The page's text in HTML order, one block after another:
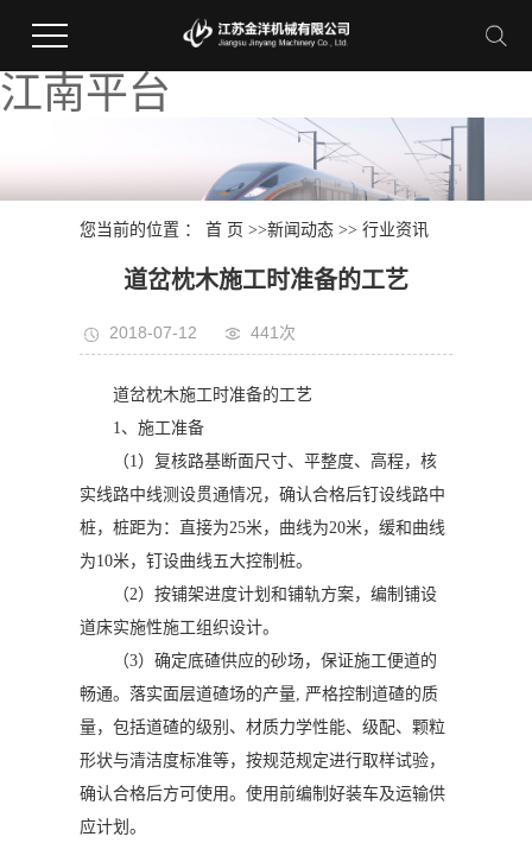
江南平台
您当前的位置 ：首 页 >>新闻动态 >>行业资讯
道岔枕木施工时准备的工艺
2018-07-12 441次
道岔枕木施工时准备的工艺
1、施工准备
（1）复核路基断面尺寸、平整度、高程，核
实线路中线测设贯通情况，确认合格后钉设线路中
桩，桩距为：直接为25米，曲线为20米，缓和曲线
为10米，钉设曲线五大控制桩。
（2）按铺架进度计划和铺轨方案，编制铺设
道床实施性施工组织设计。
（3）确定底碴供应的砂场，保证施工便道的
畅通。落实面层道碴场的产量, 严格控制道碴的质
量，包括道碴的级别、材质力学性能、级配、颗粒
形状与清洁度标准等，按规范规定进行取样试验，
确认合格后方可使用。使用前编制好装车及运输供
应计划。